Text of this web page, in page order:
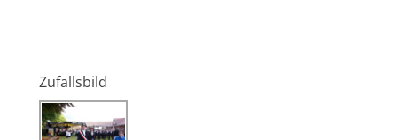
Zufallsbild